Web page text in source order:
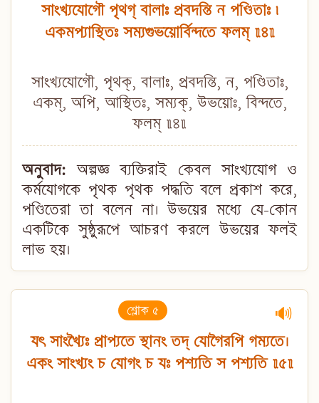
সাংখ্যযোগৌ পৃথগ্ বালাঃ প্রবদন্তি ন পণ্ডিতাঃ ৷
একমপ্যাস্থিতঃ সম্যগুভয়োর্বিন্দতে ফলম্ ॥৪॥
সাংখ্যযোগৌ, পৃথক্, বালাঃ, প্রবদন্তি, ন, পণ্ডিতাঃ,
একম্, অপি, আস্থিতঃ, সম্যক্, উভয়োঃ, বিন্দতে,
ফলম্ ॥৪॥
অনুবাদ: অল্পজ্ঞ ব্যক্তিরাই কেবল সাংখ্যযোগ ও
কর্মযোগকে পৃথক পৃথক পদ্ধতি বলে প্রকাশ করে,
পণ্ডিতেরা তা বলেন না। উভয়ের মধ্যে যে-কোন
একটিকে সুষ্ঠুরূপে আচরণ করলে উভয়ের ফলই
লাভ হয়।
শ্লোক ৫ 🔊
যৎ সাংখ্যৈঃ প্রাপ্যতে স্থানং তদ্ যোগৈরপি গম্যতে।
একং সাংখ্যং চ যোগং চ যঃ পশ্যতি স পশ্যতি ॥৫॥